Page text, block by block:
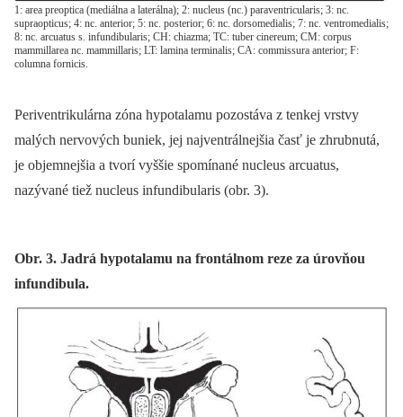
1: area preoptica (mediálna a laterálna); 2: nucleus (nc.) paraventricularis; 3: nc.
supraopticus; 4: nc. anterior; 5: nc. posterior; 6: nc. dorsomedialis; 7: nc. ventromedialis;
8: nc. arcuatus s. infundibularis; CH: chiazma; TC: tuber cinereum; CM: corpus
mammillarea nc. mammillaris; LT: lamina terminalis; CA: commissura anterior; F:
columna fornicis.
Periventrikulárna zóna hypotalamu pozostáva z tenkej vrstvy
malých nervových buniek, jej najventrálnejšia časť je zhrubnutá,
je objemnejšia a tvorí vyššie spomínané nucleus arcuatus,
nazývané tiež nucleus infundibularis (obr. 3).
Obr. 3. Jadrá hypotalamu na frontálnom reze za úrovňou
infundibula.